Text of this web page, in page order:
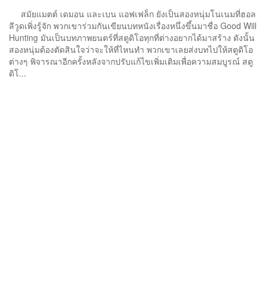
สมัยแมตต์ เดมอน และเบน แอฟเฟล็ก ยังเป็นสองหนุ่มโนเนมที่ฮอล
ลีวูดเพิ่งรู้จัก พวกเขาร่วมกันเขียนบทหนังเรื่องหนึ่งขึ้นมาชื่อ Good Will
Hunting มันเป็นบทภาพยนตร์ที่สตูดิโอทุกที่ต่างอยากได้มาสร้าง ดังนั้น
สองหนุ่มต้องตัดสินใจว่าจะให้ที่ไหนทำ พวกเขาเลยส่งบทไปให้สตูดิโอ
ต่างๆ พิจารณาอีกครั้งหลังจากปรับแก้ไขเพิ่มเติมเพื่อความสมบูรณ์ สตู
ดิโ...